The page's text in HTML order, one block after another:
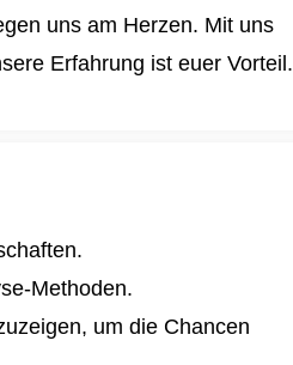
uns am Herzen. Mit uns
Erfahrung ist euer Vorteil.
Methoden.
um die Chancen